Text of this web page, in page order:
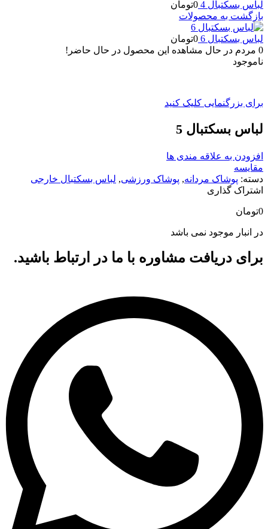
لباس بسکتبال 4 0تومان
بازگشت به محصولات
لباس بسکتبال 6 0تومان
0 مردم در حال مشاهده این محصول در حال حاضر!
ناموجود
برای بزرگنمایی کلیک کنید
لباس بسکتبال 5
افزودن به علاقه مندی ها
مقایسه
دسته: پوشاک مردانه, پوشاک ورزشی, لباس بسکتبال خارجی
اشتراک گذاری
0تومان
در انبار موجود نمی باشد
برای دریافت مشاوره با ما در ارتباط باشید.